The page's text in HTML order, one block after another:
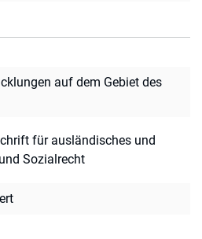
auf dem Gebiet des
für ausländisches und
Sozialrecht